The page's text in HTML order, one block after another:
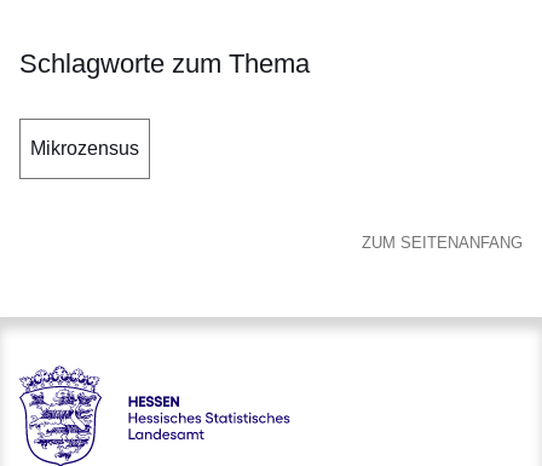
Schlagworte zum Thema
Mikrozensus
ZUM SEITENANFANG
Hessen - Hessisches Statistisches Landesamt